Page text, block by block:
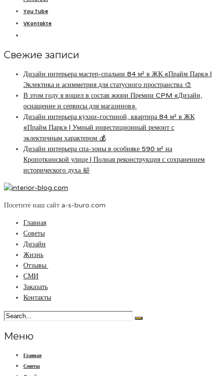
You Tube
VKontakte
Свежие записи
Дизайн интерьера мастер-спальни 84 м² в ЖК «Прайм Парк» |
Эклектика и асимметрия для статусного пространства 🎨
В этом году я вошел в состав жюри Премии CPM «Дизайн,
оснащение и сервисы для магазинов».
Дизайн интерьера кухни-гостиной, квартира 84 м² в ЖК
«Прайм Парк» | Умный инвестиционный ремонт с
эклектичным характером 💰
Дизайн интерьера спа-зоны в особняке 590 м² на
Кропоткинской улице | Полная реконструкция с сохранением
исторического духа 🛀
Посетите наш сайт a-s-buro.com
Главная
Советы
Дизайн
Жизнь
Отзывы
СМИ
Заказать
Контакты
Меню
Главная
Советы